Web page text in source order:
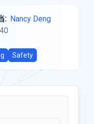
: Nancy Deng
Safety